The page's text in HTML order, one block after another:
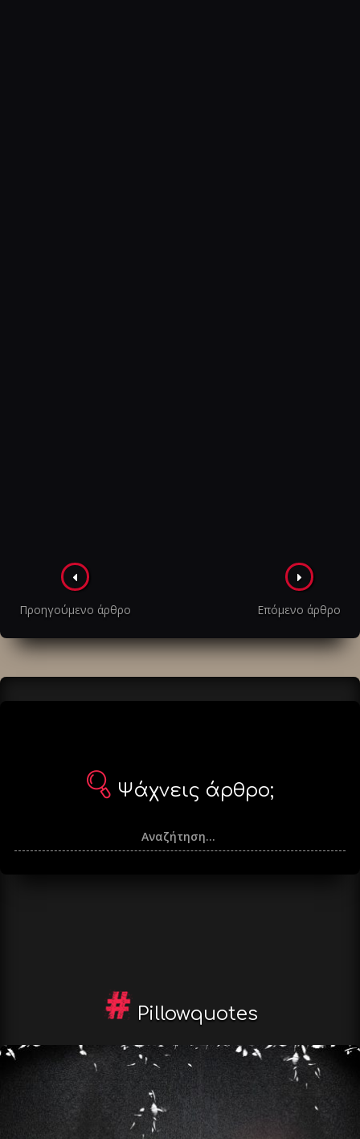
Πλοήγηση
στα
άρθρα
Προηγούμενο άρθρο Επόμενο άρθρο
Ψάχνεις άρθρο;
Pillowquotes